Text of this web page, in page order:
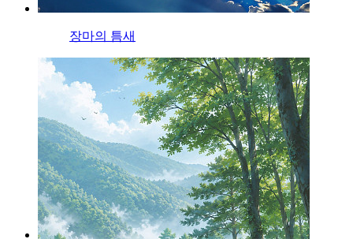
장마의 틈새